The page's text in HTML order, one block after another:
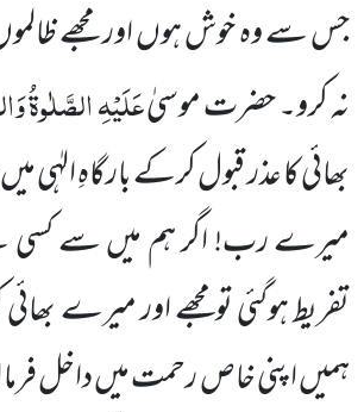
جس سے وہ خوش ہوں اور مجھے
نہ کرو۔ حضرت موسیٰعَلَیْہِ الصَّلٰوۃُ
بھائی کا عذر قبول کرکے بارگاہِ
میرے رب! اگر ہم میں سے کسی
تفریط ہوگئی تومجھے اور میرے
ہمیں اپنی خاص رحمت میں داخل